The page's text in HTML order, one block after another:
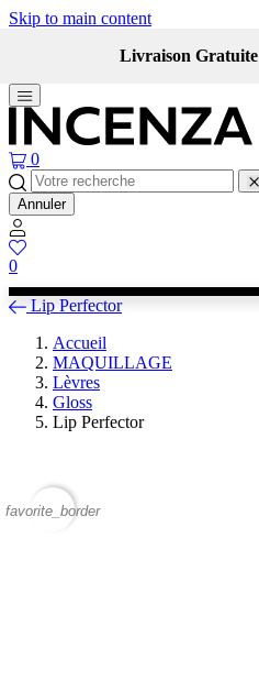
Skip to main content
Livraison Gratuite
0
Annuler
0
Lip Perfector
Accueil
MAQUILLAGE
Lèvres
Gloss
Lip Perfector
favorite_border